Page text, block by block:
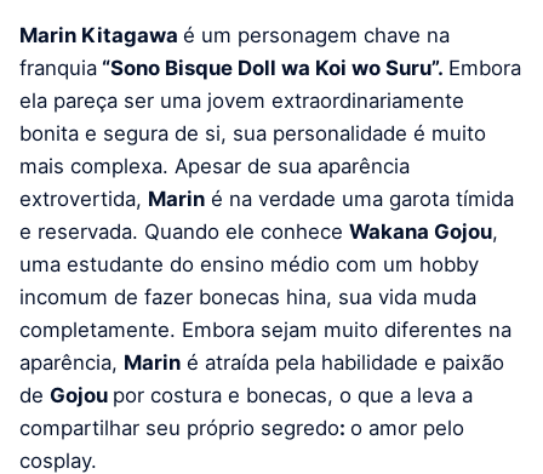
Marin Kitagawa é um personagem chave na
franquia “Sono Bisque Doll wa Koi wo Suru”. Embora
ela pareça ser uma jovem extraordinariamente
bonita e segura de si, sua personalidade é muito
mais complexa. Apesar de sua aparência
extrovertida, Marin é na verdade uma garota tímida
e reservada. Quando ele conhece Wakana Gojou,
uma estudante do ensino médio com um hobby
incomum de fazer bonecas hina, sua vida muda
completamente. Embora sejam muito diferentes na
aparência, Marin é atraída pela habilidade e paixão
de Gojou por costura e bonecas, o que a leva a
compartilhar seu próprio segredo: o amor pelo
cosplay.